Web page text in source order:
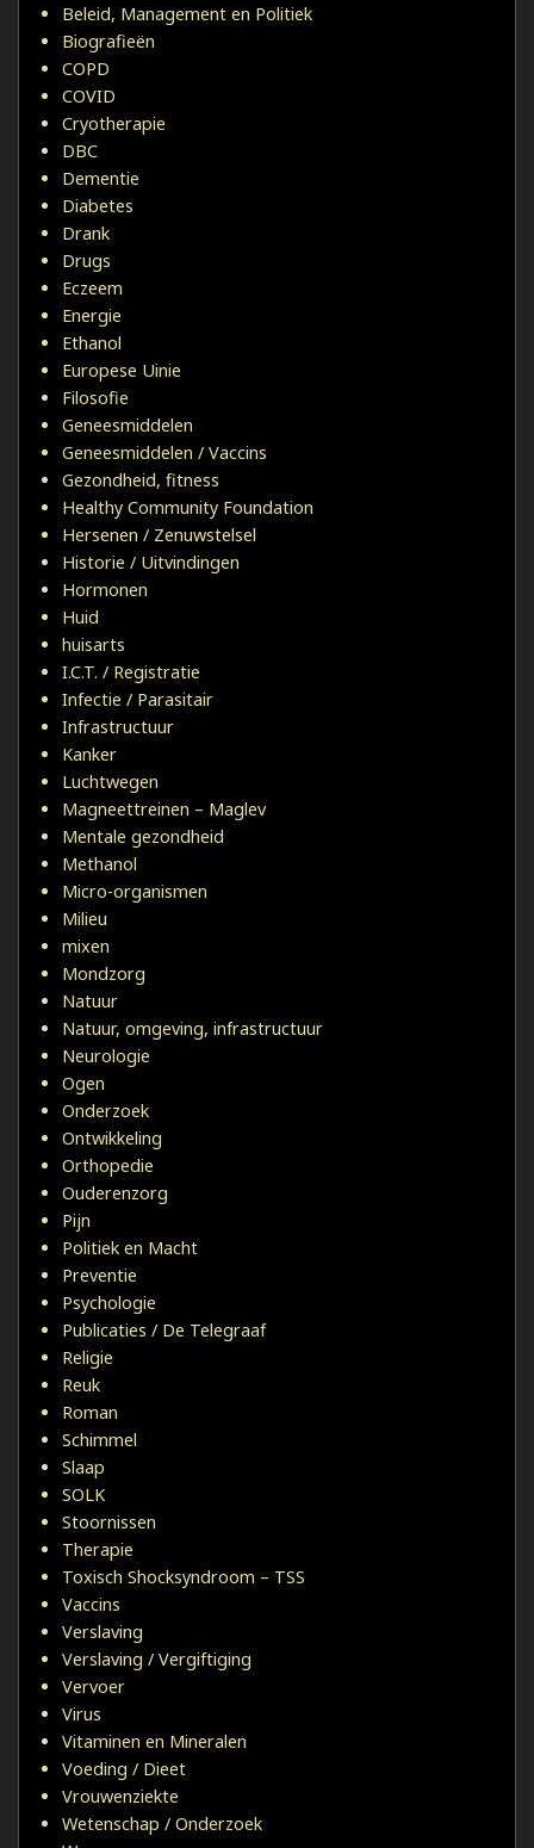
Beleid, Management en Politiek
Biografieën
COPD
COVID
Cryotherapie
DBC
Dementie
Diabetes
Drank
Drugs
Eczeem
Energie
Ethanol
Europese Uinie
Filosofie
Geneesmiddelen
Geneesmiddelen / Vaccins
Gezondheid, fitness
Healthy Community Foundation
Hersenen / Zenuwstelsel
Historie / Uitvindingen
Hormonen
Huid
huisarts
I.C.T. / Registratie
Infectie / Parasitair
Infrastructuur
Kanker
Luchtwegen
Magneettreinen – Maglev
Mentale gezondheid
Methanol
Micro-organismen
Milieu
mixen
Mondzorg
Natuur
Natuur, omgeving, infrastructuur
Neurologie
Ogen
Onderzoek
Ontwikkeling
Orthopedie
Ouderenzorg
Pijn
Politiek en Macht
Preventie
Psychologie
Publicaties / De Telegraaf
Religie
Reuk
Roman
Schimmel
Slaap
SOLK
Stoornissen
Therapie
Toxisch Shocksyndroom – TSS
Vaccins
Verslaving
Verslaving / Vergiftiging
Vervoer
Virus
Vitaminen en Mineralen
Voeding / Dieet
Vrouwenziekte
Wetenschap / Onderzoek